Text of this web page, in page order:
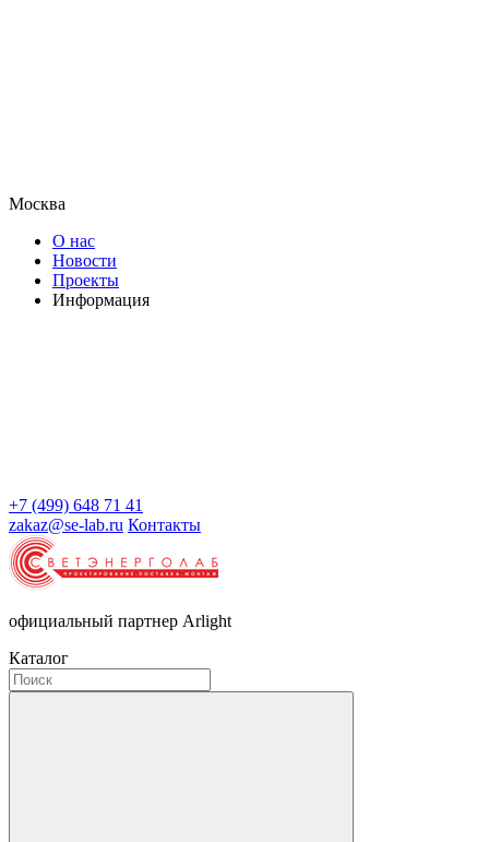
Москва
О нас
Новости
Проекты
Информация
+7 (499) 648 71 41
zakaz@se-lab.ru Контакты
официальный партнер Arlight
Каталог